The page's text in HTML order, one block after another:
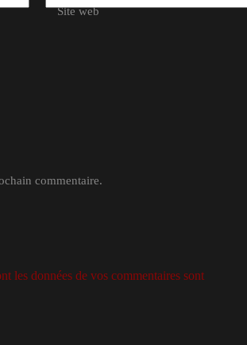
Site web
commentaire.
les données de vos commentaires sont